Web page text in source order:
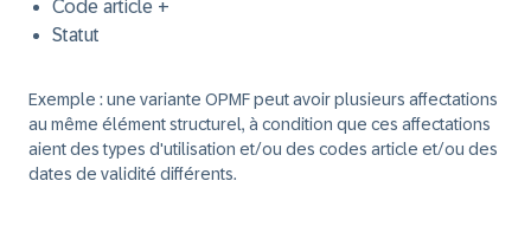
Code article +
Statut
Exemple :une variante OPMF peut avoir plusieurs affectations
au même élément structurel, à condition que ces affectations
aient des types d'utilisation et/ou des codes article et/ou des
dates de validité différents.